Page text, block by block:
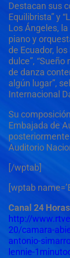
Destacan sus
Equilibrista” y
Los Ángeles, la
piano y
de Ecuador,
dulce”, “Sueño
de danza
algún lugar”,
Internacional
Su
Embajada de
Auditorio
[/wptab]
[wptab
Canal 24 Horas
http://
20/camara-
antonio-
lennie-